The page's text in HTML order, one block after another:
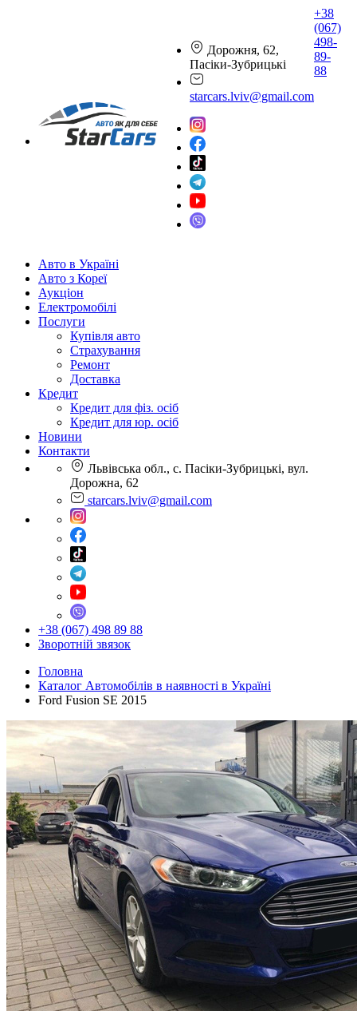
Дорожня, 62,
Пасіки-Зубрицькі
starcars.lviv@gmail.com
+38
(067)
498-
89-
88
Авто в Україні
Авто з Кореї
Аукціон
Електромобілі
Послуги
Купівля авто
Страхування
Ремонт
Доставка
Кредит
Кредит для фіз. осіб
Кредит для юр. осіб
Новини
Контакти
Львівська обл., с. Пасіки-Зубрицькі, вул.
Дорожна, 62
starcars.lviv@gmail.com
+38 (067) 498 89 88
Зворотній звязок
Головна
Каталог Автомобілів в наявності в Україні
Ford Fusion SE 2015